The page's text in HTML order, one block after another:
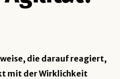
die darauf reagiert,
mit der Wirklichkeit